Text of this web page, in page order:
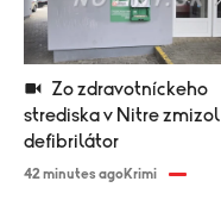
strediska v Nitre zmizol
defibrilátor
42 minutes agoKrimi